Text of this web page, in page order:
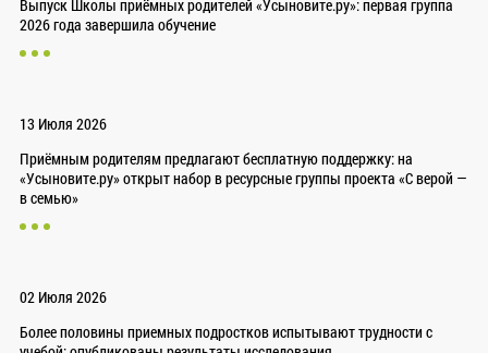
Выпуск Школы приёмных родителей «Усыновите.ру»: первая группа
2026 года завершила обучение
13 Июля 2026
Приёмным родителям предлагают бесплатную поддержку: на
«Усыновите.ру» открыт набор в ресурсные группы проекта «С верой —
в семью»
02 Июля 2026
Более половины приемных подростков испытывают трудности с